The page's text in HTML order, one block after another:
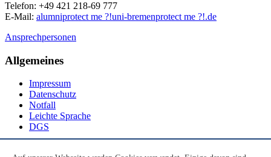
Telefon: +49 421 218-69 777
E-Mail: alumniprotect me ?!uni-bremenprotect me ?!.de
Ansprechpersonen
Allgemeines
Impressum
Datenschutz
Notfall
Leichte Sprache
DGS